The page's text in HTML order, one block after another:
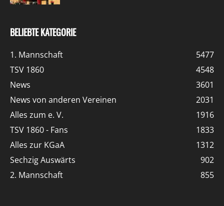
BELIEBTE KATEGORIE
1. Mannschaft
5477
TSV 1860
4548
News
3601
News von anderen Vereinen
2031
Alles zum e. V.
1916
TSV 1860 - Fans
1833
Alles zur KGaA
1312
Sechzig Auswärts
902
2. Mannschaft
855